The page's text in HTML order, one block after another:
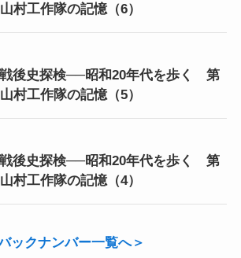
工作隊の記憶（6）
戦後史探検──昭和20年代を歩く 第
工作隊の記憶（5）
戦後史探検──昭和20年代を歩く 第
工作隊の記憶（4）
ックナンバー一覧へ＞